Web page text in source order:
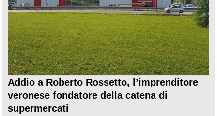
Addio a Roberto Rossetto, l’imprenditore
veronese fondatore della catena di
supermercati